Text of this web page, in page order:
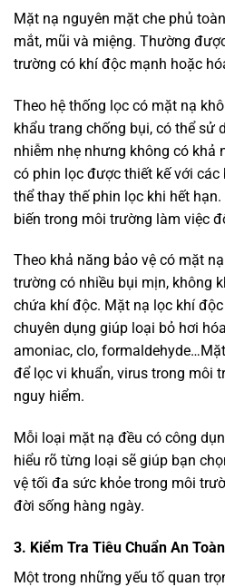
Mặt nạ nguyên mặt che phủ
mắt, mũi và miệng. Thường
trường có khí độc mạnh hoặc
Theo hệ thống lọc có mặt nạ
khẩu trang chống bụi, có thể sử
nhiễm nhẹ nhưng không có khả
có phin lọc được thiết kế với các
thể thay thế phin lọc khi hết
biến trong môi trường làm việc
Theo khả năng bảo vệ có mặt
trường có nhiều bụi mịn, không
chứa khí độc. Mặt nạ lọc khí
chuyên dụng giúp loại bỏ hơi
amoniac, clo,
để lọc vi khuẩn, virus trong môi
nguy hiểm.
Mỗi loại mặt nạ đều có công
hiểu rõ từng loại sẽ giúp bạn
vệ tối đa sức khỏe trong môi
đời sống hàng ngày.
3. Kiểm Tra Tiêu Chuẩn An Toàn
Một trong những yếu tố quan